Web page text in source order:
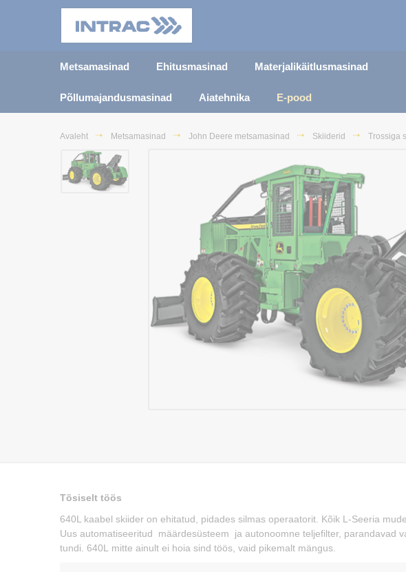
Metsamasinad Ehitusmasinad Materjalikäitlusmasinad
Põllumajandusmasinad Aiatehnika E-pood
Avaleht Metsamasinad John Deere metsamasinad Skiiderid Trossiga
Tõsiselt töös
640L kaabel skiider on ehitatud, pidades silmas operaatorit. Kõik L-Seeria
Uus automatiseeritud määrdesüsteem ja autonoomne teljefilter, parandavad
tundi. 640L mitte ainult ei hoia sind töös, vaid pikemalt mängus.